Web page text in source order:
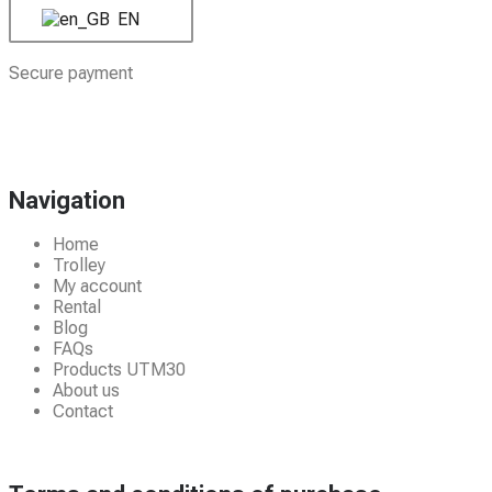
EN
Secure payment
Navigation
Home
Trolley
My account
Rental
Blog
FAQs
Products UTM30
About us
Contact